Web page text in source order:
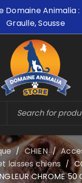
Domaine Animalia :
Graulle, Sousse
/ CHIEN /
laisses chiens /
CHROME 50